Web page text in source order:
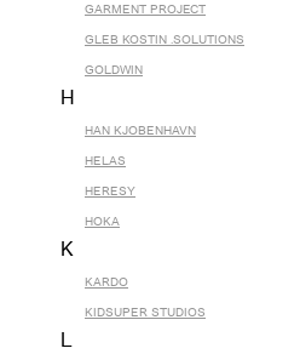
GARMENT PROJECT
GLEB KOSTIN .SOLUTIONS
GOLDWIN
H
HAN KJOBENHAVN
HELAS
HERESY
HOKA
K
KARDO
KIDSUPER STUDIOS
L